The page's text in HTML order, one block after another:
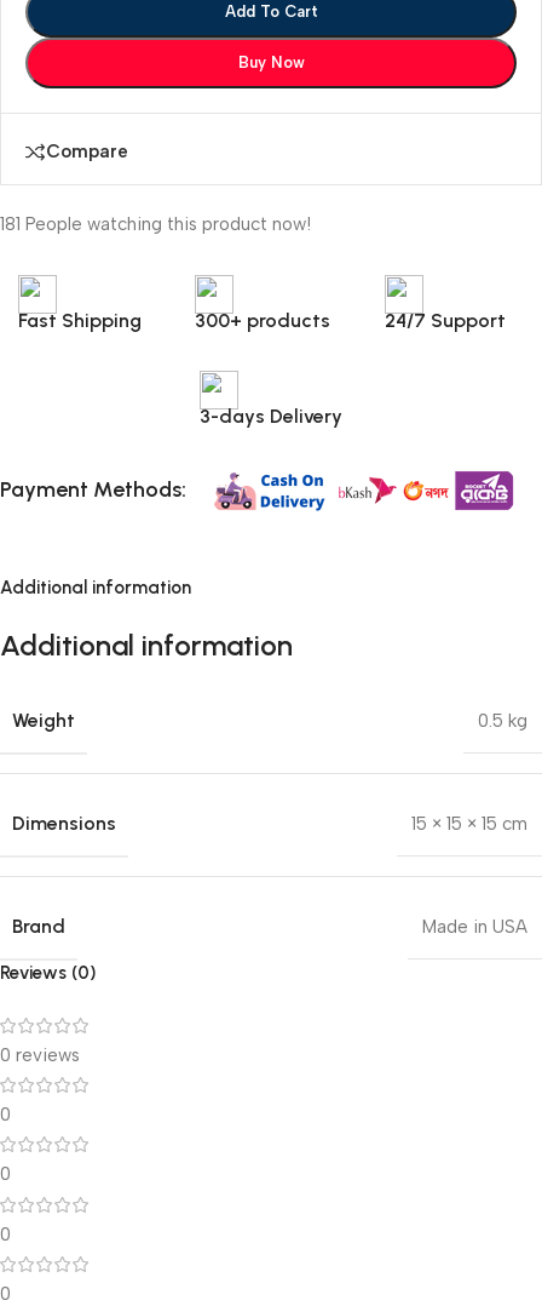
Add To Cart
Buy Now
Compare
181 People watching this product now!
Fast Shipping 300+ products 24/7 Support
3-days Delivery
Payment Methods:
Additional information
Additional information
Weight 0.5 kg
Dimensions 15 × 15 × 15 cm
Brand Made in USA
Reviews (0)
0 reviews
0
0
0
0